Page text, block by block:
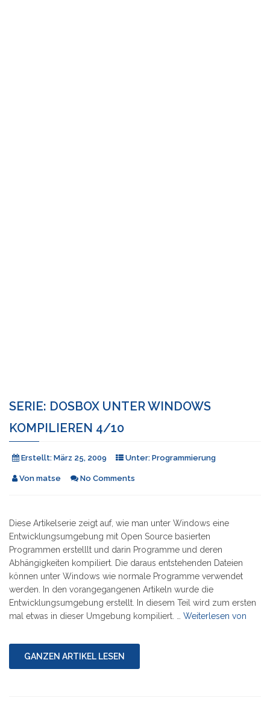
SERIE: DOSBOX UNTER WINDOWS
KOMPILIEREN 4/10
Erstellt: März 25, 2009 Unter: Programmierung
Von matse No Comments
Diese Artikelserie zeigt auf, wie man unter Windows eine
Entwicklungsumgebung mit Open Source basierten
Programmen erstelllt und darin Programme und deren
Abhängigkeiten kompiliert. Die daraus entstehenden Dateien
können unter Windows wie normale Programme verwendet
werden. In den vorangegangenen Artikeln wurde die
Entwicklungsumgebung erstellt. In diesem Teil wird zum ersten
mal etwas in dieser Umgebung kompiliert. … Weiterlesen von
GANZEN ARTIKEL LESEN